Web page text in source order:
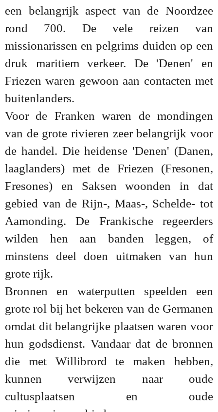
een belangrijk aspect van de Noordzee
rond 700. De vele reizen van
missionarissen en pelgrims duiden op een
druk maritiem verkeer. De 'Denen' en
Friezen waren gewoon aan contacten met
buitenlanders.
Voor de Franken waren de mondingen
van de grote rivieren zeer belangrijk voor
de handel. Die heidense 'Denen' (Danen,
laaglanders) met de Friezen (Fresonen,
Fresones) en Saksen woonden in dat
gebied van de Rijn-, Maas-, Schelde- tot
Aamonding. De Frankische regeerders
wilden hen aan banden leggen, of
minstens deel doen uitmaken van hun
grote rijk.
Bronnen en waterputten speelden een
grote rol bij het bekeren van de Germanen
omdat dit belangrijke plaatsen waren voor
hun godsdienst. Vandaar dat de bronnen
die met Willibrord te maken hebben,
kunnen verwijzen naar oude
cultusplaatsen en oude